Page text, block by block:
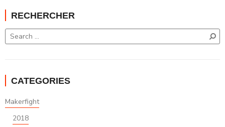
RECHERCHER
CATEGORIES
Makerfight
2018